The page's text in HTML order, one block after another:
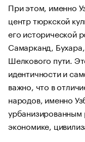
При этом, именно
центр тюркской
его исторической
Самарканд,
Шелкового пути.
идентичности и
важно, что в
народов, именно
урбанизированным
экономике,